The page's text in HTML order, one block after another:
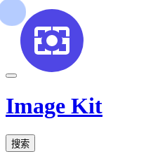
Image Kit
搜索